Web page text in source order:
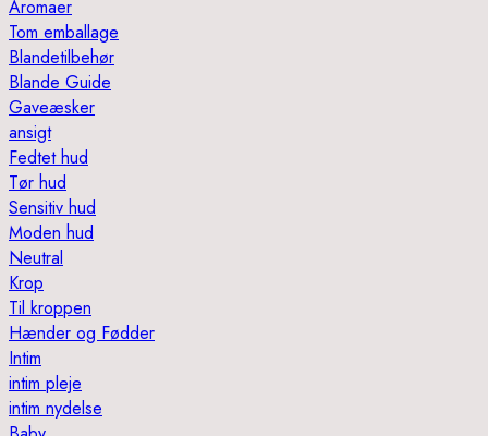
Aromaer
Tom emballage
Blandetilbehør
Blande Guide
Gaveæsker
ansigt
Fedtet hud
Tør hud
Sensitiv hud
Moden hud
Neutral
Krop
Til kroppen
Hænder og Fødder
Intim
intim pleje
intim nydelse